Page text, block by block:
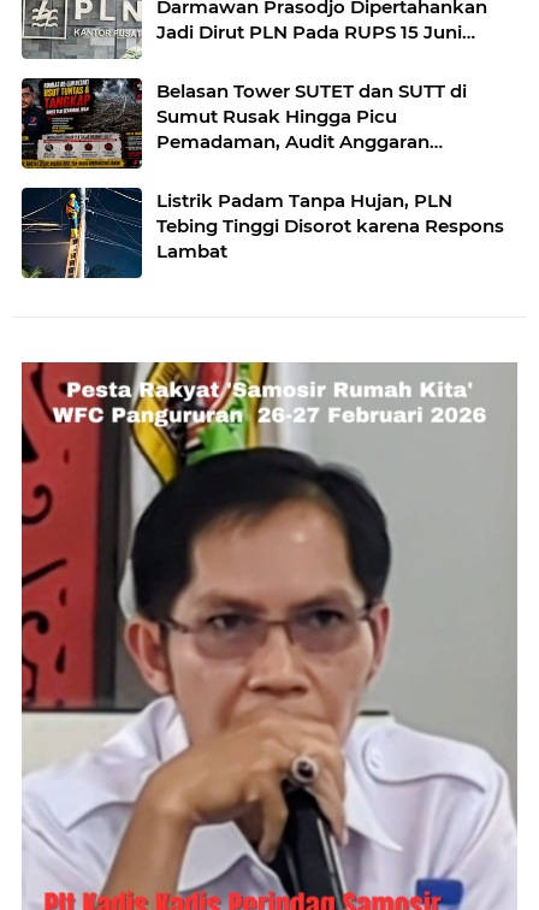
Darmawan Prasodjo Dipertahankan
Jadi Dirut PLN Pada RUPS 15 Juni
Belasan Tower SUTET dan SUTT di
Sumut Rusak Hingga Picu
Pemadaman, Audit Anggaran
Listrik Padam Tanpa Hujan, PLN
Tebing Tinggi Disorot karena Respons
Lambat